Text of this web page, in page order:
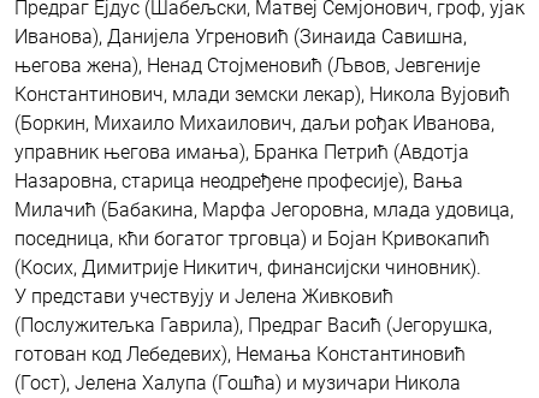
Предраг Ејдус (Шабељски, Матвеј Семјонович, гроф, ујак
Иванова), Данијела Угреновић (Зинаида Савишна,
његова жена), Ненад Стојменовић (Љвов, Јевгеније
Константинович, млади земски лекар), Никола Вујовић
(Боркин, Михаило Михаилович, даљи рођак Иванова,
управник његова имања), Бранка Петрић (Авдотја
Назаровна, старица неодређене професије), Вања
Милачић (Бабакина, Марфа Јегоровна, млада удовица,
поседница, кћи богатог трговца) и Бојан Кривокапић
(Косих, Димитрије Никитич, финансијски чиновник).
У представи учествују и Јелена Живковић
(Послужитељка Гаврила), Предраг Васић (Јегорушка,
готован код Лебедевих), Немања Константиновић
(Гост), Јелена Халупа (Гошћа) и музичари Никола